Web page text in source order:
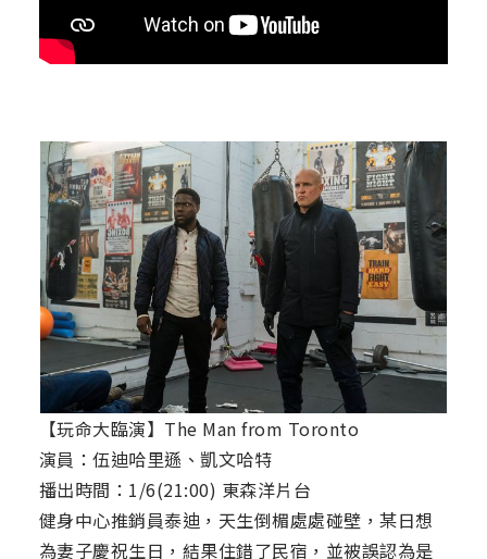
【玩命大臨演】The Man from Toronto
演員：伍迪哈里遜、凱文哈特
播出時間：1/6(21:00) 東森洋片台
健身中心推銷員泰迪，天生倒楣處處碰壁，某日想
為妻子慶祝生日，結果住錯了民宿，並被誤認為是